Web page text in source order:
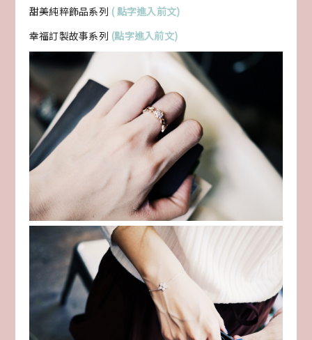
甜美純粹飾品系列 ( 點字進入前文)
幸福訂製故事系列 (點字進入前文)